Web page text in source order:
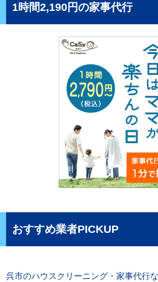
1時間2,190円の家事代行
おすすめ業者PICKUP
呉市のハウスクリーニング・家事代行な